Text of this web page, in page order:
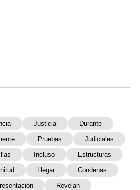
Justicia Durante
Pruebas Judiciales
Incluso Estructuras
Llegar Condenas
Revelan